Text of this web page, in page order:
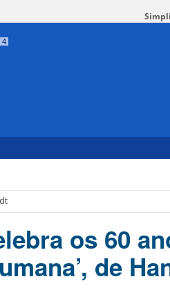
4
os 60
de